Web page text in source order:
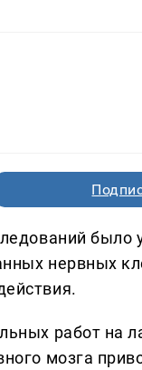
было
нервных
работ на
мозга